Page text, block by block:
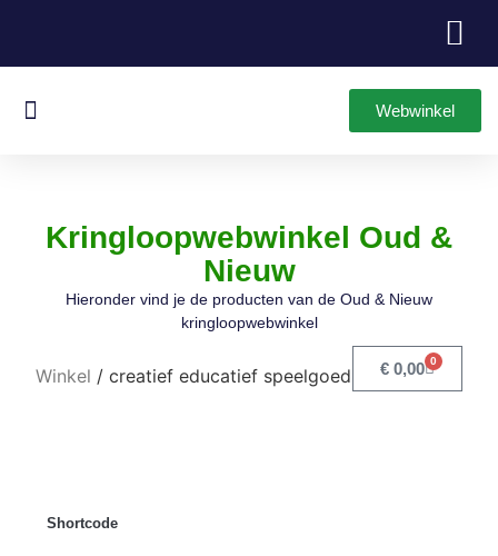
Webwinkel
Kringloopwebwinkel Oud &
Nieuw
Hieronder vind je de producten van de Oud & Nieuw
kringloopwebwinkel
Winkel / creatief educatief speelgoed €0,00 0
Shortcode